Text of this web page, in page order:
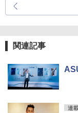
関連記事
連